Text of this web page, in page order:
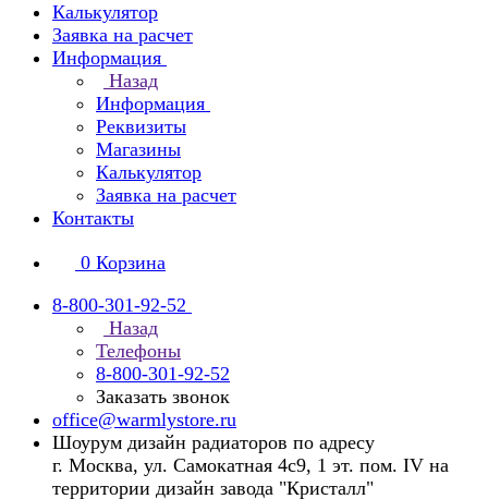
Калькулятор
Заявка на расчет
Информация
Назад
Информация
Реквизиты
Магазины
Калькулятор
Заявка на расчет
Контакты
0 Корзина
8-800-301-92-52
Назад
Телефоны
8-800-301-92-52
Заказать звонок
office@warmlystore.ru
Шоурум дизайн радиаторов по адресу
г. Москва, ул. Самокатная 4с9, 1 эт. пом. IV на
территории дизайн завода "Кристалл"